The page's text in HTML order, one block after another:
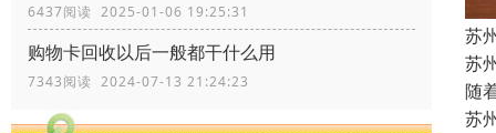
6437阅读 2025-01-06 19:25:31
购物卡回收以后一般都干什么用
7343阅读 2024-07-13 21:24:23
苏
苏
随
苏